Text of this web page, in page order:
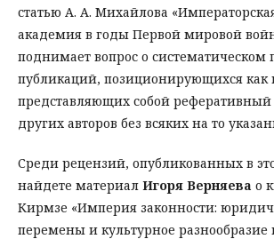
статью А. А. Михайлова
академия в годы Первой мировой
поднимает вопрос о систематическом
публикаций, позиционирующихся как
представляющих собой реферативный
других авторов без всяких на то
Среди рецензий, опубликованных в
найдете материал Игоря Верняева о
Кирмзе «Империя законности:
перемены и культурное разнообразие